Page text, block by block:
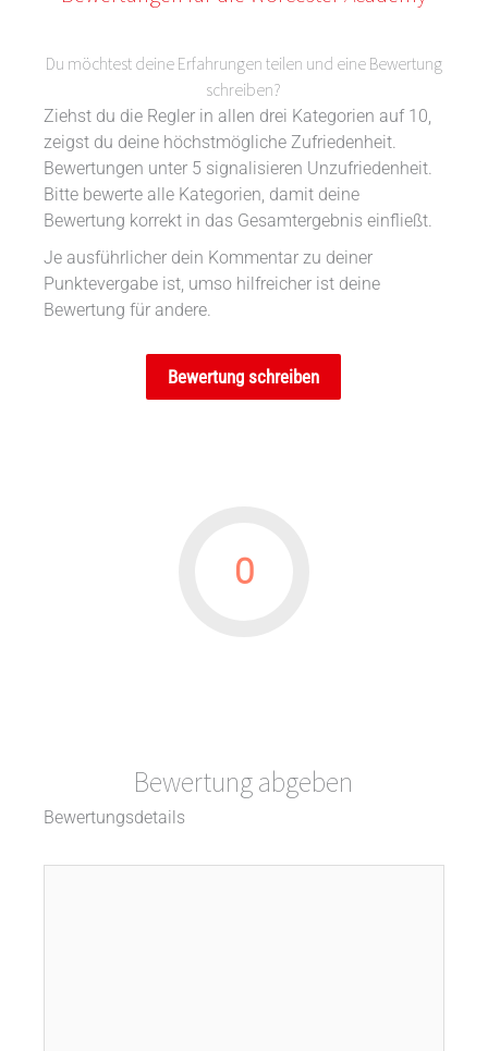
Du möchtest deine Erfahrungen teilen und eine Bewertung
schreiben?
Ziehst du die Regler in allen drei Kategorien auf 10,
zeigst du deine höchstmögliche Zufriedenheit.
Bewertungen unter 5 signalisieren Unzufriedenheit.
Bitte bewerte alle Kategorien, damit deine
Bewertung korrekt in das Gesamtergebnis einfließt.
Je ausführlicher dein Kommentar zu deiner
Punktevergabe ist, umso hilfreicher ist deine
Bewertung für andere.
Bewertung schreiben
0
Bewertung abgeben
Bewertungsdetails